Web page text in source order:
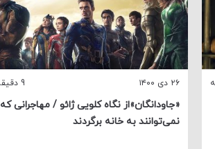
۲۶ دی ۱۴۰۰ 9 دقیقه
«جاودانگان»از نگاه کلویی ژائو / مهاجرانی که
نمی‌توانند به خانه برگردند